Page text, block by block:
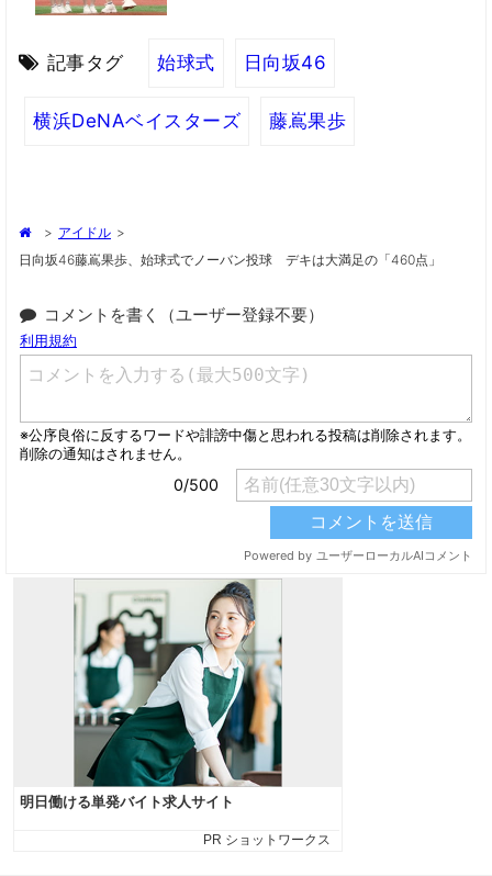
記事タグ 始球式 日向坂46
横浜DeNAベイスターズ 藤嶌果歩
> アイドル >
日向坂46藤嶌果歩、始球式でノーバン投球 デキは大満足の「460点」
コメントを書く（ユーザー登録不要）